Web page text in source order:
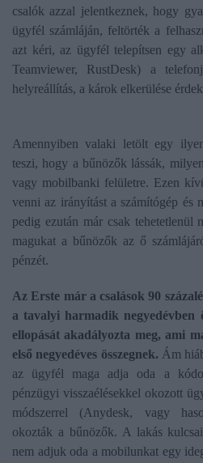
csalók azzal jelentkeznek, hogy
ügyfél számláján, feltörték a
azt kéri, az ügyfél telepítsen egy
Teamviewer, RustDesk) a
helyreállítás, a károk elkerülése
Amennyiben valaki letölt egy
teszi, hogy a bűnözők lássák,
vagy mobilbanki felületre. Ezen
venni az irányítást a számítógép és
pedig ezután már csak tehetetlenül
magukat a bűnözők az ő
pénzét.
Az Erste már a csalások 90
a tavalyi harmadik negyedévben
ellopását akadályozta meg, ami
első negyedéves összegnek. Ám
az ügyfél maga adja oda a
pénzügyi visszaélésekkel okozott
módszerrel (Anydesk, vagy
okozták a bűnözők. A lakás
nem adjuk oda a mobilunkat egy